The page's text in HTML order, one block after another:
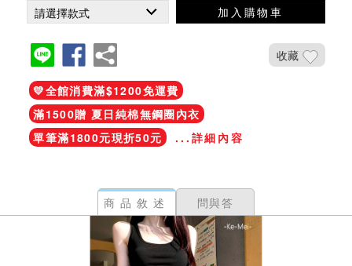
加入購物車
收藏
💛全館消費滿$1200免運費
滿1500贈 夏日純棉無鋼圈內衣
單筆滿1800元現折50元
...詳細內容
商品敘述 問與答